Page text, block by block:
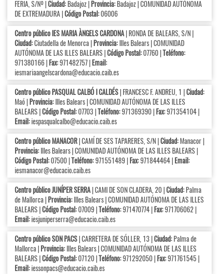
FERIA, S/Nº |Ciudad:Badajoz |Provincia:Badajoz | COMUNIDAD AUTÓNOMA
DE EXTREMADURA |Código Postal:06006
Centro público IES MARIA ÀNGELS CARDONA| RONDA DE BALEARS, S/N |
Ciudad:Ciutadella de Menorca |Provincia:Illes Balears | COMUNIDAD
AUTÓNOMA DE LAS ILLES BALEARS |Código Postal:07760 |Teléfono:
971380166 |Fax:971482757 |Email:
iesmariaangelscardona@educacio.caib.es
Centro público PASQUAL CALBÓ I CALDÉS| FRANCESC F. ANDREU, 1 |Ciudad:
Maó |Provincia:Illes Balears | COMUNIDAD AUTÓNOMA DE LAS ILLES
BALEARS |Código Postal:07703 |Teléfono:971369390 |Fax:971354104 |
Email:iespasqualcalbo@educacio.caib.es
Centro público MANACOR| CAMÍ DE SES TAPARERES, S/N |Ciudad:Manacor |
Provincia:Illes Balears | COMUNIDAD AUTÓNOMA DE LAS ILLES BALEARS |
Código Postal:07500 |Teléfono:971551489 |Fax:971844464 |Email:
iesmanacor@educacio.caib.es
Centro público JUNÍPER SERRA| CAMI DE SON CLADERA, 20 |Ciudad:Palma
de Mallorca |Provincia:Illes Balears | COMUNIDAD AUTÓNOMA DE LAS ILLES
BALEARS |Código Postal:07009 |Teléfono:971470774 |Fax:971706062 |
Email:iesjuniperserra@educacio.caib.es
Centro público SON PACS| CARRETERA DE SÓLLER, 13 |Ciudad:Palma de
Mallorca |Provincia:Illes Balears | COMUNIDAD AUTÓNOMA DE LAS ILLES
BALEARS |Código Postal:07120 |Teléfono:971292050 |Fax:971761545 |
Email:iessonpacs@educacio.caib.es